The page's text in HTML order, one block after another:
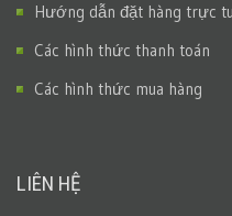
Hướng dẫn đặt hàng trực
Các hình thức thanh toán
Các hình thức mua hàng
LIÊN HỆ